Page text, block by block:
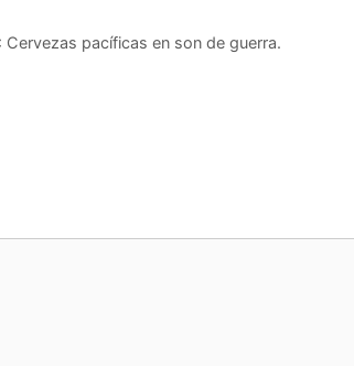
Cervezas pacíficas en son de guerra.